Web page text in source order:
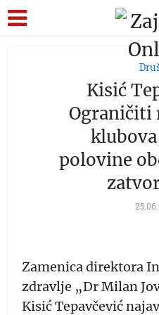
Kisić
Ograničiti
polovine
Zamenica direktora
zdravlje „Dr Milan
Kisić Tepavčević